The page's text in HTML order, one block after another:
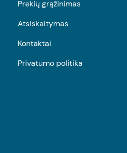
Prekių grąžinimas
Atsiskaitymas
Kontaktai
Privatumo politika